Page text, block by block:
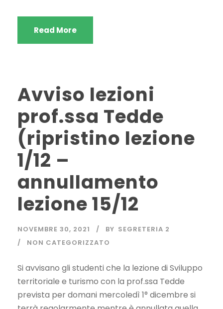
Read More
Avviso lezioni
prof.ssa Tedde
(ripristino lezione
1/12 –
annullamento
lezione 15/12
NOVEMBRE 30, 2021 BY SEGRETERIA 2
NON CATEGORIZZATO
Si avvisano gli studenti che la lezione di Sviluppo
territoriale e turismo con la prof.ssa Tedde
prevista per domani mercoledì 1° dicembre si